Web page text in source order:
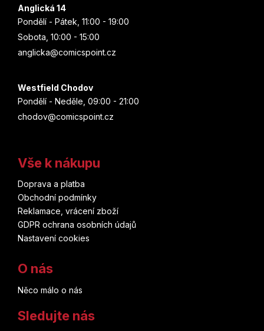
Anglická 14
Pondělí - Pátek, 11:00 - 19:00
Sobota, 10:00 - 15:00
anglicka@comicspoint.cz
Westfield Chodov
Pondělí - Neděle, 09:00 - 21:00
chodov@comicspoint.cz
Vše k nákupu
Doprava a platba
Obchodní podmínky
Reklamace, vrácení zboží
GDPR ochrana osobních údajů
Nastavení cookies
O nás
Něco málo o nás
Sledujte nás